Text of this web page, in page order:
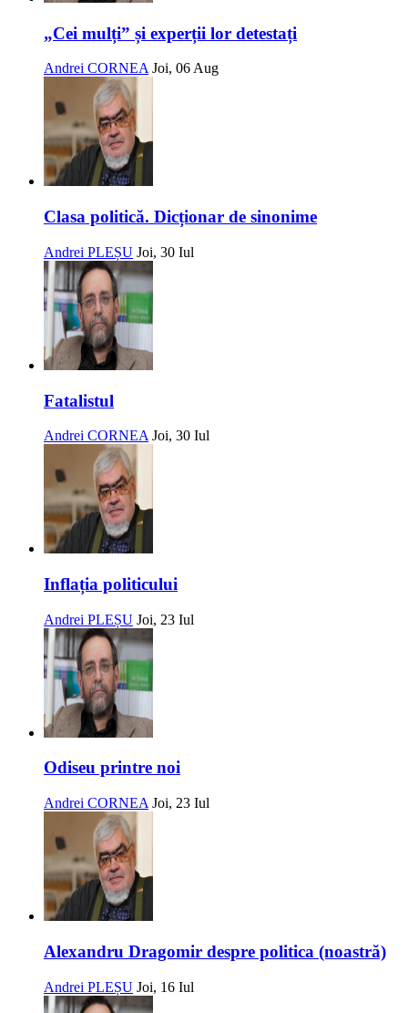
„Cei mulți” și experții lor detestați
Andrei CORNEA Joi, 06 Aug
Clasa politică. Dicționar de sinonime
Andrei PLEȘU Joi, 30 Iul
Fatalistul
Andrei CORNEA Joi, 30 Iul
Inflația politicului
Andrei PLEȘU Joi, 23 Iul
Odiseu printre noi
Andrei CORNEA Joi, 23 Iul
Alexandru Dragomir despre politica (noastră)
Andrei PLEȘU Joi, 16 Iul